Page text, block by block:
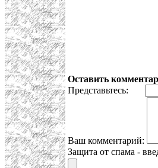
Оставить
Представьтесь:
Ваш комментарий:
Защита от спама -